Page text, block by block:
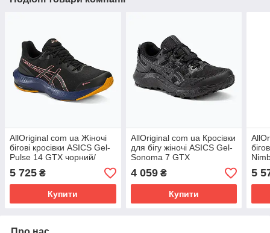
AllOriginal com ua Жіночі
бігові кросівки ASICS Gel-
Pulse 14 GTX чорний/
папайя РОЗМІРИ
ЗАПИТУЙТЕ
5 725 ₴
Купити
AllOriginal com ua Кросівки
для бігу жіночі ASICS Gel-
Sonoma 7 GTX
black/carrier grey
РОЗМІРИ ЗАПИТУЙТЕ
4 059₴
Купити
5